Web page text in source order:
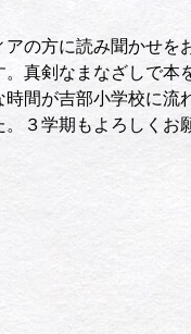
の方に読み聞かせを
真剣なまなざしで本
間が吉部小学校に流
３学期もよろしくお